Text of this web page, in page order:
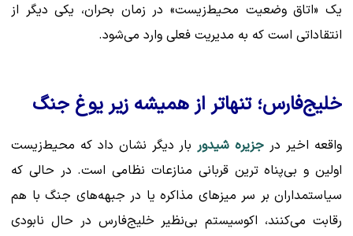
یک «اتاق وضعیت محیط‌زیست» در زمان بحران، یکی دیگر از
انتقاداتی است که به مدیریت فعلی وارد می‌شود.
خلیج‌فارس؛ تنهاتر از همیشه زیر یوغ جنگ
واقعه اخیر در جزیره شیدوربار دیگر نشان داد که محیط‌زیست
اولین و بی‌پناه ترین قربانی منازعات نظامی است. در حالی که
سیاستمداران بر سر میزهای مذاکره یا در جبهه‌های جنگ با هم
رقابت می‌کنند، اکوسیستم بی‌نظیر خلیج‌فارس در حال نابودی